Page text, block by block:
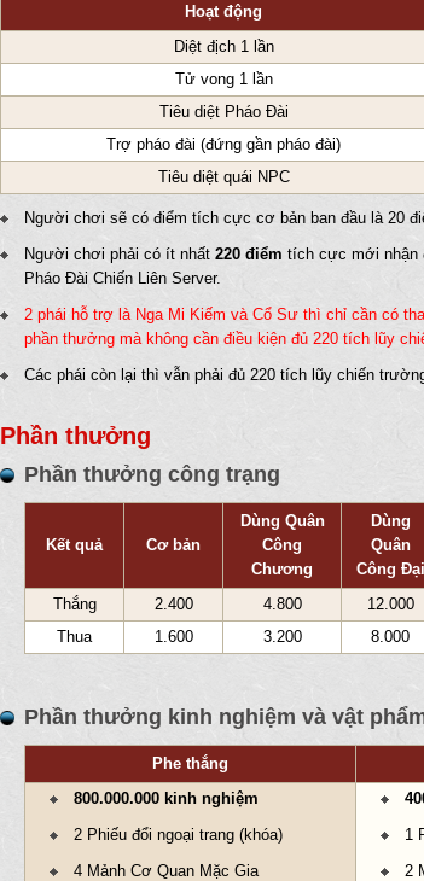
Hoạt động
Diệt địch 1 lần
Tử vong 1 lần
Tiêu diệt Pháo Đài
Trợ pháo đài (đứng gần pháo đài)
Tiêu diệt quái NPC
Người chơi sẽ có điểm tích cực cơ bản ban đầu là 20
Người chơi phải có ít nhất 220 điểm tích cực mới nhận
Pháo Đài Chiến Liên Server.
2 phái hỗ trợ là Nga Mi Kiếm và Cổ Sư thì chỉ cần có
phần thưởng mà không cần điều kiện đủ 220 tích lũy
Các phái còn lại thì vẫn phải đủ 220 tích lũy chiến
Phần thưởng
Phần thưởng công trạng
Kết quả Cơ bản
Dùng Quân
Công
Chương
Dùng
Quân
Công Đại
Thắng
2.400 4.800
12.000
Thua
1.600 3.200 8.000
Phần thưởng kinh nghiệm và vật
Phe thắng
800.000.000 kinh nghiệm
2 Phiếu đổi ngoại trang (khóa)
4 Mảnh Cơ Quan Mặc Gia
1
2